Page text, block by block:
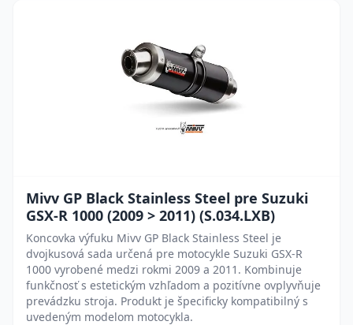
Mivv GP Black Stainless Steel pre Suzuki
GSX-R 1000 (2009 > 2011) (S.034.LXB)
Koncovka výfuku Mivv GP Black Stainless Steel je
dvojkusová sada určená pre motocykle Suzuki GSX-R
1000 vyrobené medzi rokmi 2009 a 2011. Kombinuje
funkčnosť s estetickým vzhľadom a pozitívne ovplyvňuje
prevádzku stroja. Produkt je špecificky kompatibilný s
uvedeným modelom motocykla.